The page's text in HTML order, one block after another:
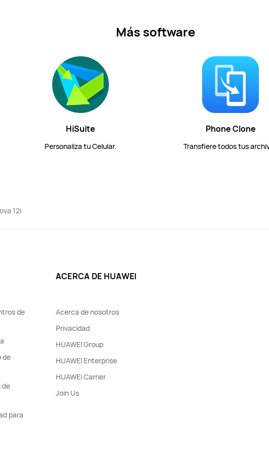
Más software
HiSuite
Personaliza tu Celular.
Phone Clone
Transfiere todos tus
12i
de
de
de
para
ACERCA DE HUAWEI
Acerca de nosotros
Privacidad
HUAWEI Group
HUAWEI Enterprise
HUAWEI Carrier
Join Us